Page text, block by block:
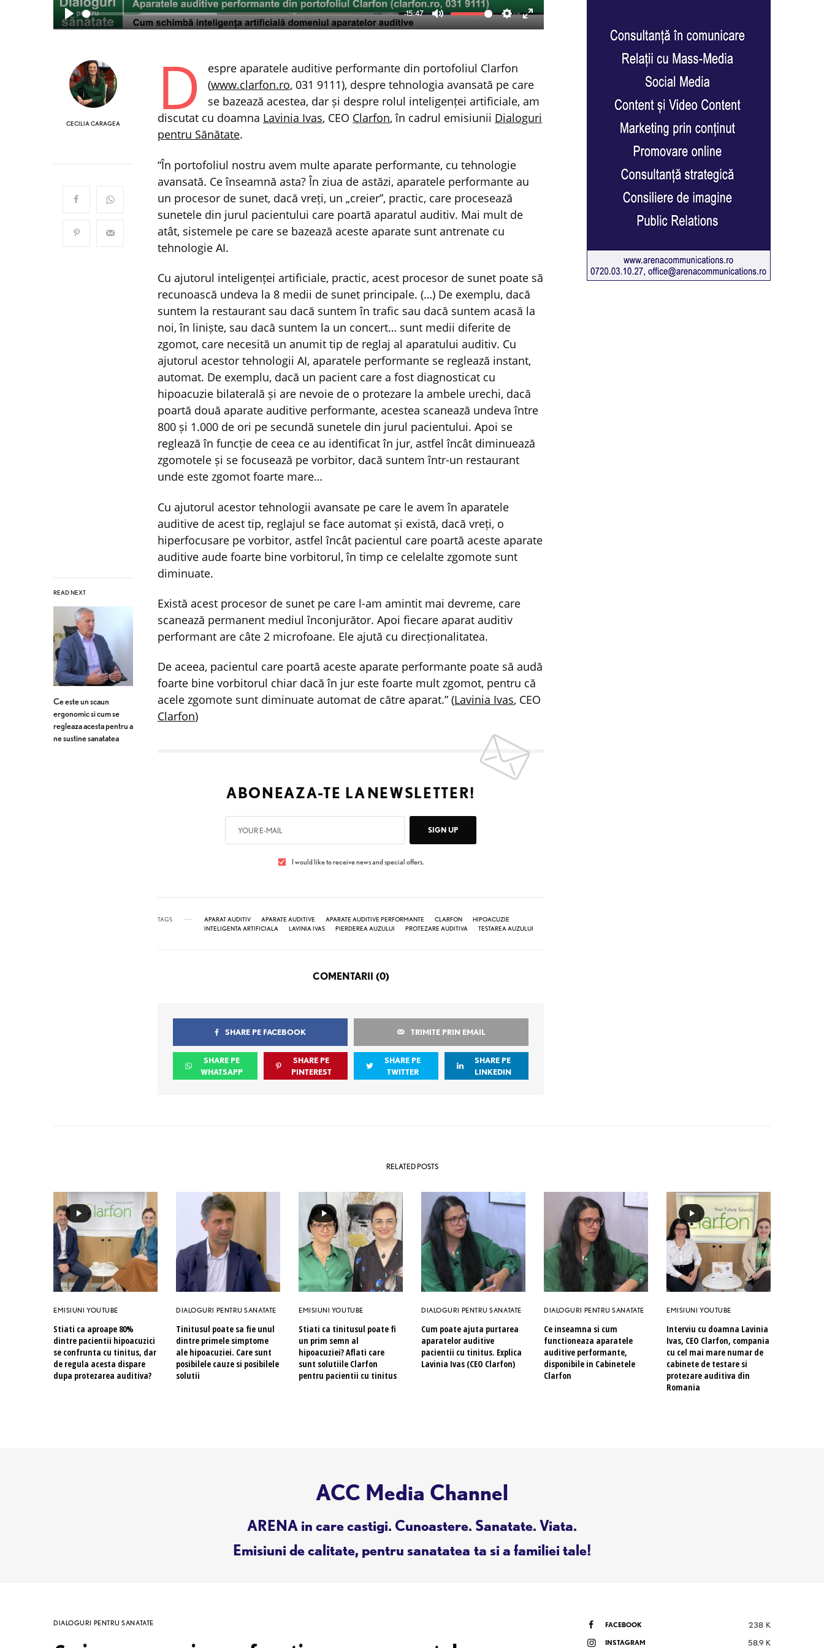
Play
-15:47
Mute Settings
Enter
CECILIA CARAGEA
READ NEXT
Ce este un scaun
ergonomic si cum se
regleaza acesta pentru a
ne sustine sanatatea
D
espre aparatele auditive performante din portofoliul Clarfon
(www.clarfon.ro, 031 9111), despre tehnologia avansată pe care
se bazează acestea, dar și despre rolul inteligenței artificiale, am
discutat cu doamna Lavinia Ivas, CEO Clarfon, în cadrul emisiunii Dialoguri
pentru Sănătate.
“În portofoliul nostru avem multe aparate performante, cu tehnologie
avansată. Ce înseamnă asta? În ziua de astăzi, aparatele performante au
un procesor de sunet, dacă vreți, un „creier”, practic, care procesează
sunetele din jurul pacientului care poartă aparatul auditiv. Mai mult de
atât, sistemele pe care se bazează aceste aparate sunt antrenate cu
tehnologie AI.
Cu ajutorul inteligenței artificiale, practic, acest procesor de sunet poate să
recunoască undeva la 8 medii de sunet principale. (…) De exemplu, dacă
suntem la restaurant sau dacă suntem în trafic sau dacă suntem acasă la
noi, în liniște, sau dacă suntem la un concert… sunt medii diferite de
zgomot, care necesită un anumit tip de reglaj al aparatului auditiv. Cu
ajutorul acestor tehnologii AI, aparatele performante se reglează instant,
automat. De exemplu, dacă un pacient care a fost diagnosticat cu
hipoacuzie bilaterală și are nevoie de o protezare la ambele urechi, dacă
poartă două aparate auditive performante, acestea scanează undeva între
800 și 1.000 de ori pe secundă sunetele din jurul pacientului. Apoi se
reglează în funcție de ceea ce au identificat în jur, astfel încât diminuează
zgomotele și se focusează pe vorbitor, dacă suntem într-un restaurant
unde este zgomot foarte mare…
Cu ajutorul acestor tehnologii avansate pe care le avem în aparatele
auditive de acest tip, reglajul se face automat și există, dacă vreți, o
hiperfocusare pe vorbitor, astfel încât pacientul care poartă aceste aparate
auditive aude foarte bine vorbitorul, în timp ce celelalte zgomote sunt
diminuate.
Există acest procesor de sunet pe care l-am amintit mai devreme, care
scanează permanent mediul înconjurător. Apoi fiecare aparat auditiv
performant are câte 2 microfoane. Ele ajută cu direcționalitatea.
De aceea, pacientul care poartă aceste aparate performante poate să audă
foarte bine vorbitorul chiar dacă în jur este foarte mult zgomot, pentru că
acele zgomote sunt diminuate automat de către aparat.” (Lavinia Ivas, CEO
Clarfon)
ABONEAZA-TE LANEWSLETTER!
SIGN UP
I would like to receive news and special offers.
TAGS APARAT AUDITIV APARATE AUDITIVE APARATE AUDITIVE PERFORMANTE CLARFON
HIPOACUZIE
INTELIGENTA ARTIFICIALA
LAVINIA IVAS PIERDEREA AUZULUI PROTEZARE AUDITIVA TESTAREA AUZULUI
COMENTARII (0)
SHARE PE FACEBOOK TRIMITE PRIN EMAIL
SHARE PE
WHATSAPP
SHARE PE
PINTEREST
SHARE PE
TWITTER
SHARE PE
LINKEDIN
RELATED POSTS
EMISIUNI YOUTUBE
Stiati ca aproape 80%
dintre pacientii hipoacuzici
se confrunta cu tinitus, dar
de regula acesta dispare
dupa protezarea auditiva?
DIALOGURI PENTRU SANATATE
Tinitusul poate sa fie unul
dintre primele simptome
ale hipoacuziei. Care sunt
posibilele cauze si posibilele
solutii
EMISIUNI YOUTUBE
Stiati ca tinitusul poate fi
un prim semn al
hipoacuziei? Aflati care
sunt solutiile Clarfon
pentru pacientii cu tinitus
DIALOGURI PENTRU SANATATE
Cum poate ajuta purtarea
aparatelor auditive
pacientii cu tinitus. Explica
Lavinia Ivas (CEO Clarfon)
DIALOGURI PENTRU SANATATE
Ce inseamna si cum
functioneaza aparatele
auditive performante,
disponibile in Cabinetele
Clarfon
EMISIUNI YOUTUBE
Interviu cu doamna Lavinia
Ivas, CEO Clarfon, compania
cu cel mai mare numar de
cabinete de testare si
protezare auditiva din
Romania
ACC Media Channel
ARENA in care castigi. Cunoastere. Sanatate. Viata.
Emisiuni de calitate, pentru sanatatea ta si a familiei tale!
DIALOGURI PENTRU SANATATE FACEBOOK 238 K
INSTAGRAM 58.9 K